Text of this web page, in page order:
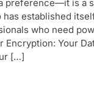
preference—it is a
has established
who need
Your
[…]